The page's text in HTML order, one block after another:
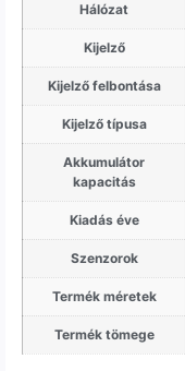
Hálózat
Kijelző
Kijelző felbontása
Kijelző típusa
Akkumulátor
kapacitás
Kiadás éve
Szenzorok
Termék méretek
Termék tömege